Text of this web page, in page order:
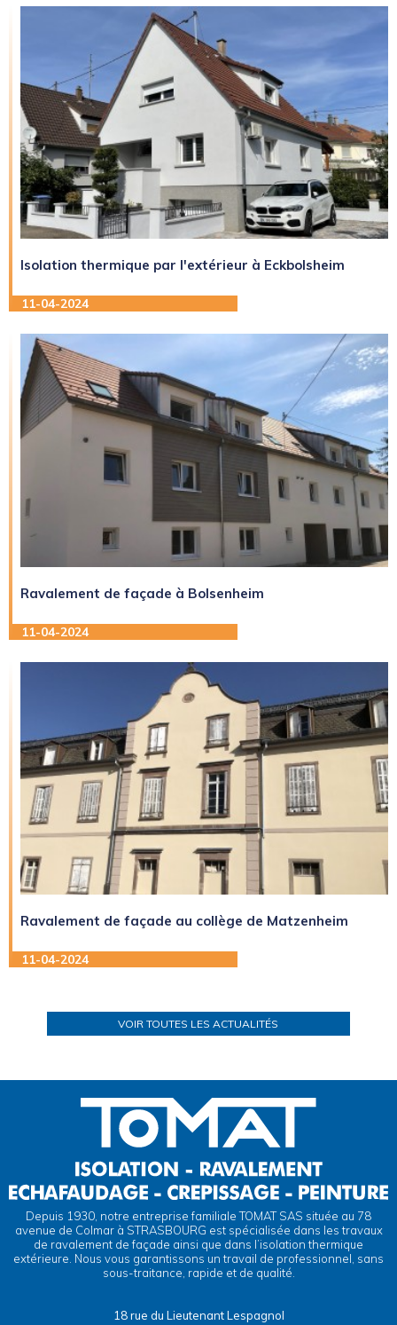
Isolation thermique par l'extérieur à Eckbolsheim
11-04-2024
Ravalement de façade à Bolsenheim
11-04-2024
Ravalement de façade au collège de Matzenheim
11-04-2024
VOIR TOUTES LES ACTUALITÉS
Depuis 1930, notre entreprise familiale TOMAT SAS située au 78
avenue de Colmar à STRASBOURG est spécialisée dans les travaux
de ravalement de façade ainsi que dans l’isolation thermique
extérieure. Nous vous garantissons un travail de professionnel, sans
sous-traitance, rapide et de qualité.
18 rue du Lieutenant Lespagnol